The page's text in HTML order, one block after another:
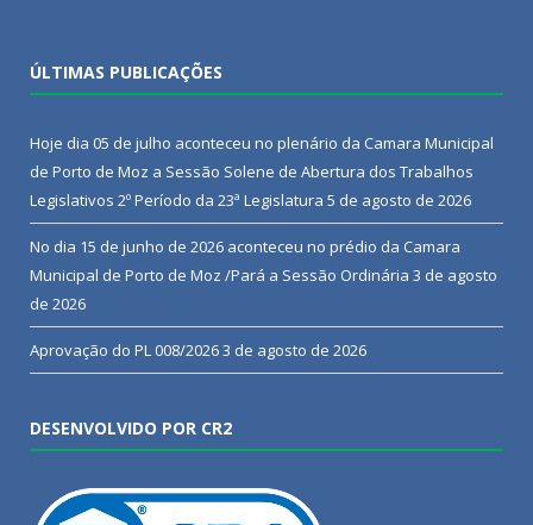
ÚLTIMAS PUBLICAÇÕES
Hoje dia 05 de julho aconteceu no plenário da Camara Municipal
de Porto de Moz a Sessão Solene de Abertura dos Trabalhos
Legislativos 2º Período da 23ª Legislatura 5 de agosto de 2026
No dia 15 de junho de 2026 aconteceu no prédio da Camara
Municipal de Porto de Moz /Pará a Sessão Ordinária 3 de agosto
de 2026
Aprovação do PL 008/20263 de agosto de 2026
DESENVOLVIDO POR CR2